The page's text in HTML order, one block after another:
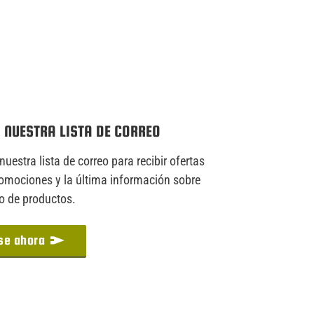
LISTA DE CORREO
lista de correo para recibir ofertas
y la última información sobre
de productos.
ahora